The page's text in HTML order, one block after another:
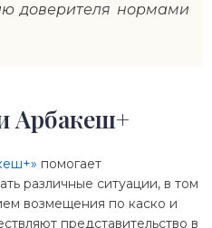
доверителя нормами
Арбакеш+
помогает
различные ситуации, в том
возмещения по каско и
представительство в